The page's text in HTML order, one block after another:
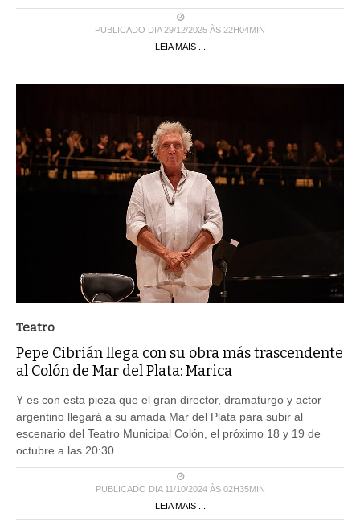
PUBLICADO DIA 29/12/2025 ÀS 22H04MIN
LEIA MAIS ...
Teatro
Pepe Cibrián llega con su obra más trascendente
al Colón de Mar del Plata: Marica
Y es con esta pieza que el gran director, dramaturgo y actor
argentino llegará a su amada Mar del Plata para subir al
escenario del Teatro Municipal Colón, el próximo 18 y 19 de
octubre a las 20:30.
PUBLICADO DIA 11/10/2024 ÀS 02H35MIN
LEIA MAIS ...